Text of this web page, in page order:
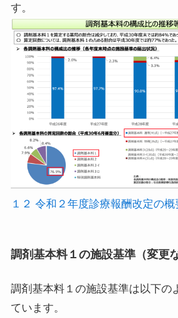
す。
１２ 令和２年度診療報酬改定の概
調剤基本料１の施設基準（変更な
調剤基本料１の施設基準は以下の
ています。